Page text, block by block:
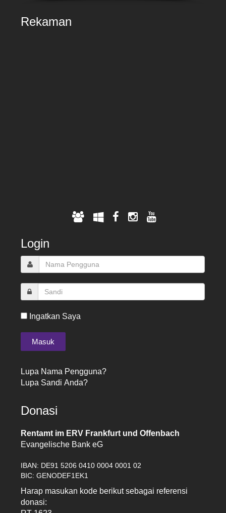
Rekaman
Login
Ingatkan Saya
Lupa Nama Pengguna?
Lupa Sandi Anda?
Donasi
Rentamt im ERV Frankfurt und Offenbach
Evangelische Bank eG
IBAN: DE91 5206 0410 0004 0001 02
BIC: GENODEF1EK1
Harap masukan kode berikut sebagai referensi
donasi: